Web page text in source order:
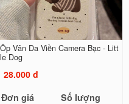
Ốp Vân Da Viền Camera Bạc - Litt
le Dog
28.000 đ
Đơn giá
Số lượng